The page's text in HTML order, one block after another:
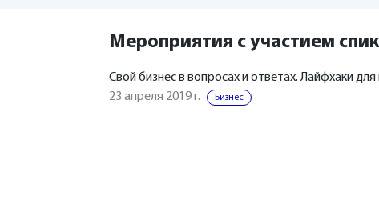
Мероприятия с участием
Свой бизнес в вопросах и ответах. Лайфхаки
23 апреля 2019 г.
Бизнес